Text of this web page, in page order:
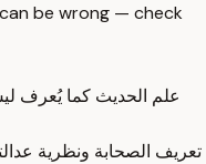
be wrong — check
علم الحديث كما يُعرف
تعريف الصحابة ونظرية